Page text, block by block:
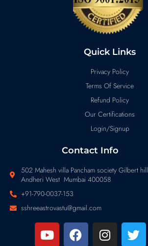
Quick Links
Privacy Policy
Terms Of Service
Refund Policy
Our Certifications
Login/Signup
Contact Info
502 Mahesh villa Pancham society Gilbert hill
Andheri West Mumbai 400058
+91-790-0037-153
sshreeastrovastu@gmail.com